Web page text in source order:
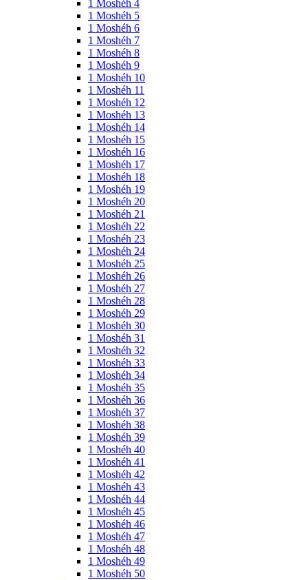
1 Moshéh 4
1 Moshéh 5
1 Moshéh 6
1 Moshéh 7
1 Moshéh 8
1 Moshéh 9
1 Moshéh 10
1 Moshéh 11
1 Moshéh 12
1 Moshéh 13
1 Moshéh 14
1 Moshéh 15
1 Moshéh 16
1 Moshéh 17
1 Moshéh 18
1 Moshéh 19
1 Moshéh 20
1 Moshéh 21
1 Moshéh 22
1 Moshéh 23
1 Moshéh 24
1 Moshéh 25
1 Moshéh 26
1 Moshéh 27
1 Moshéh 28
1 Moshéh 29
1 Moshéh 30
1 Moshéh 31
1 Moshéh 32
1 Moshéh 33
1 Moshéh 34
1 Moshéh 35
1 Moshéh 36
1 Moshéh 37
1 Moshéh 38
1 Moshéh 39
1 Moshéh 40
1 Moshéh 41
1 Moshéh 42
1 Moshéh 43
1 Moshéh 44
1 Moshéh 45
1 Moshéh 46
1 Moshéh 47
1 Moshéh 48
1 Moshéh 49
1 Moshéh 50